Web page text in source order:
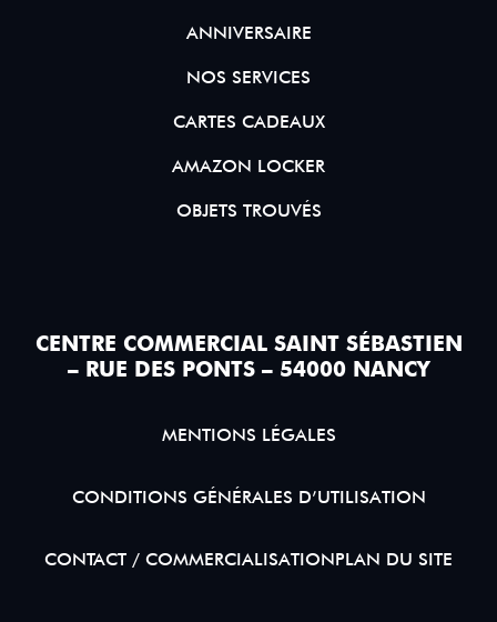
ANNIVERSAIRE
NOS SERVICES
CARTES CADEAUX
AMAZON LOCKER
OBJETS TROUVÉS
CENTRE COMMERCIAL SAINT SÉBASTIEN
– RUE DES PONTS – 54000 NANCY
MENTIONS LÉGALES
CONDITIONS GÉNÉRALES D’UTILISATION
CONTACT / COMMERCIALISATIONPLAN DU SITE